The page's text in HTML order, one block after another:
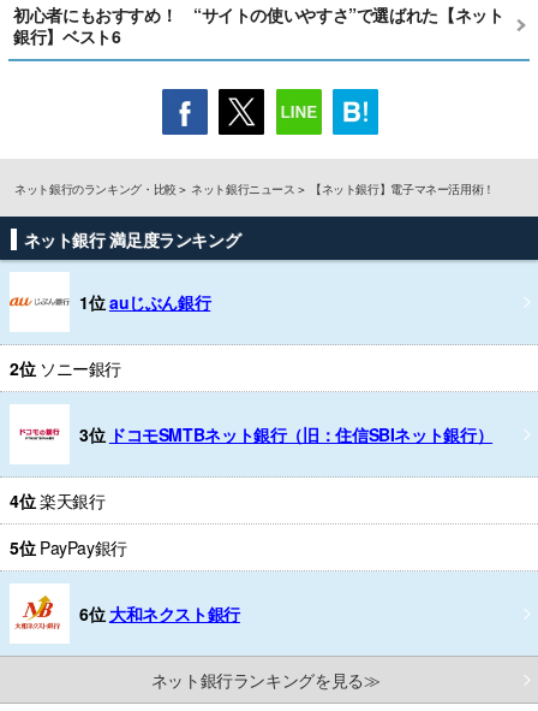
初心者にもおすすめ！ “サイトの使いやすさ”で選ばれた【ネット
銀行】ベスト6
ネット銀行のランキング・比較 ネット銀行ニュース 【ネット銀行】電子マネー活用術！
ネット銀行 満足度ランキング
1位auじぶん銀行
2位 ソニー銀行
3位 ドコモSMTBネット銀行（旧：住信SBIネット銀行）
4位楽天銀行
5位 PayPay銀行
6位 大和ネクスト銀行
ネット銀行ランキングを見る≫